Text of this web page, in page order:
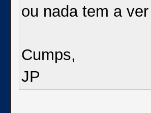
ou nada tem a
Cumps,
JP